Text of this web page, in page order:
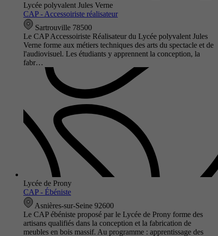
Lycée polyvalent Jules Verne
CAP - Accessoiriste réalisateur
Sartrouville 78500
Le CAP Accessoiriste Réalisateur du Lycée polyvalent Jules
Verne forme aux métiers techniques des arts du spectacle et de
l'audiovisuel. Les étudiants y apprennent la conception, la
fabr…
Lycée de Prony
CAP - Ébéniste
Asnières-sur-Seine 92600
Le CAP ébéniste proposé par le Lycée de Prony forme des
artisans qualifiés dans la conception et la fabrication de
meubles en bois massif. Au programme : apprentissage des